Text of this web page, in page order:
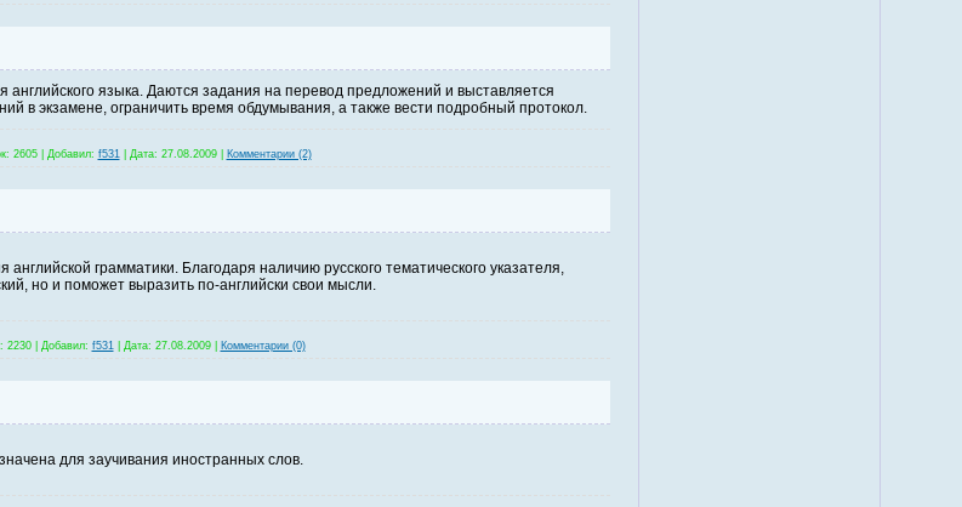
английского языка. Даются задания на перевод предложений и выставляется
в экзамене, ограничить время обдумывания, а также вести подробный протокол.
2605| Добавил: f531| Дата: 27.08.2009 Комментарии (2)
грамматики. Благодаря наличию русского тематического указателя,
но и поможет выразить по-английски свои мысли.
2230| Добавил: f531| Дата: 27.08.2009 Комментарии (0)
для заучивания иностранных слов.